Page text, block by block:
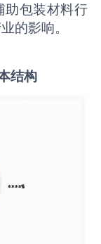
助包装材料行
的影响。
结构